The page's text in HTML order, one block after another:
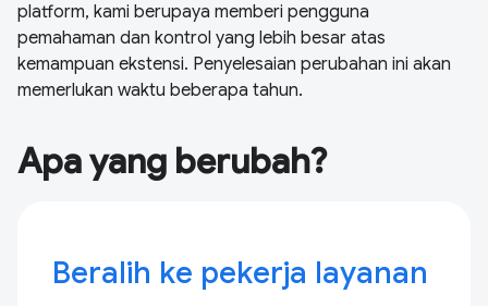
platform, kami berupaya memberi pengguna
pemahaman dan kontrol yang lebih besar atas
kemampuan ekstensi. Penyelesaian perubahan ini akan
memerlukan waktu beberapa tahun.
Apa yang berubah?
Beralih ke pekerja layanan